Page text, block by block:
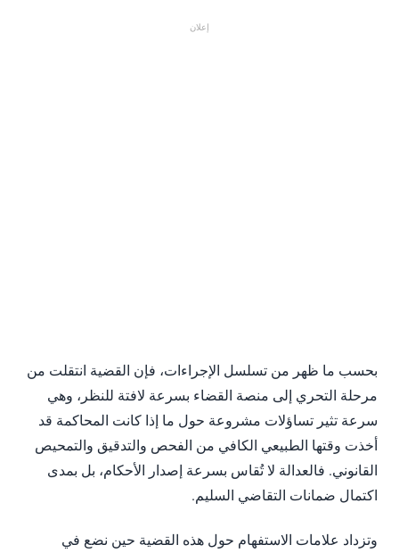
إعلان
بحسب ما ظهر من تسلسل الإجراءات، فإن القضية انتقلت من
مرحلة التحري إلى منصة القضاء بسرعة لافتة للنظر، وهي
سرعة تثير تساؤلات مشروعة حول ما إذا كانت المحاكمة قد
أخذت وقتها الطبيعي الكافي من الفحص والتدقيق والتمحيص
القانوني. فالعدالة لا تُقاس بسرعة إصدار الأحكام، بل بمدى
اكتمال ضمانات التقاضي السليم.
وتزداد علامات الاستفهام حول هذه القضية حين نضع في